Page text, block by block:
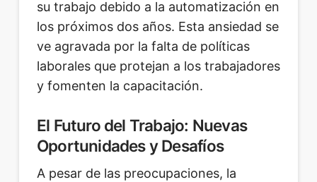
su trabajo debido a la automatización en
los próximos dos años. Esta ansiedad se
ve agravada por la falta de políticas
laborales que protejan a los trabajadores
y fomenten la capacitación.
El Futuro del Trabajo: Nuevas
Oportunidades y Desafíos
A pesar de las preocupaciones, la